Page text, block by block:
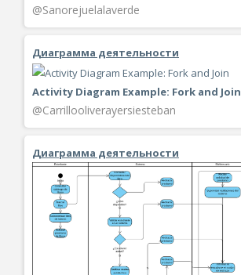
@Sanorejuelalaverde
Диаграмма деятельности
Activity Diagram Example: Fork and Join
@Carrillooliverayersiesteban
Диаграмма деятельности